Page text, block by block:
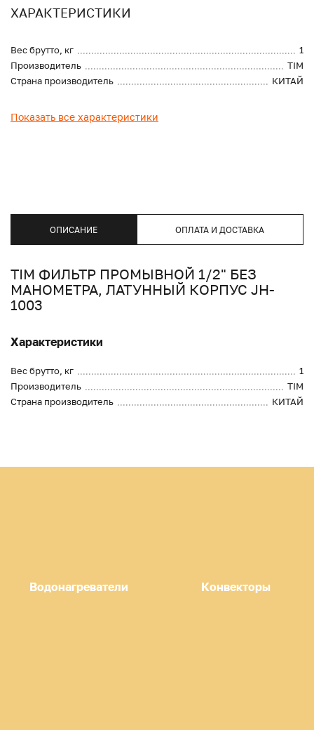
ХАРАКТЕРИСТИКИ
Вес брутто, кг
1
Производитель
TIM
Страна производитель
КИТАЙ
Показать все характеристики
ОПИСАНИЕ ОПЛАТА И ДОСТАВКА
TIM ФИЛЬТР ПРОМЫВНОЙ 1/2" БЕЗ
МАНОМЕТРА, ЛАТУННЫЙ КОРПУС JH-
1003
Характеристики
Вес брутто, кг
1
Производитель
TIM
Страна производитель
КИТАЙ
Водонагреватели Конвекторы